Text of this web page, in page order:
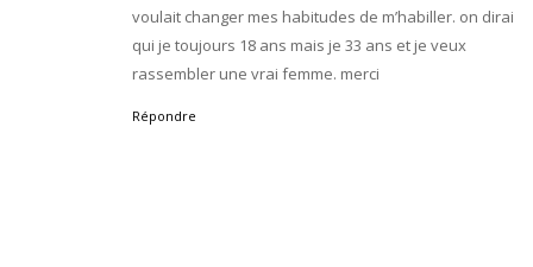
voulait changer mes habitudes de m’habiller. on dirai
qui je toujours 18 ans mais je 33 ans et je veux
rassembler une vrai femme. merci
Répondre